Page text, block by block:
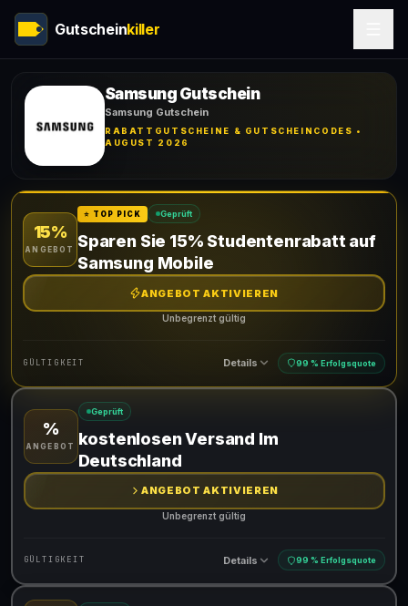
Gutscheinkiller
Samsung Gutschein
Samsung Gutschein
RABATTGUTSCHEINE & GUTSCHEINCODES •
AUGUST 2026
15%
ANGEBOT
⭐ TOP PICK Geprüft
Sparen Sie 15% Studentenrabatt auf
Samsung Mobile
ANGEBOT AKTIVIEREN
Unbegrenzt gültig
GÜLTIGKEIT Details 99 % Erfolgsquote
Gültig für teilnehmende Produkte
%
ANGEBOT
Geprüft
kostenlosen Versand Im
Deutschland
ANGEBOT AKTIVIEREN
Unbegrenzt gültig
GÜLTIGKEIT Details 99 % Erfolgsquote